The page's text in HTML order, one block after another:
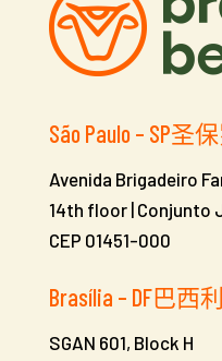
São Paulo – SP圣
Avenida Brigadeiro
14th floor | Conjunto
CEP 01451-000
Brasília – DF巴西
SGAN 601, Block H